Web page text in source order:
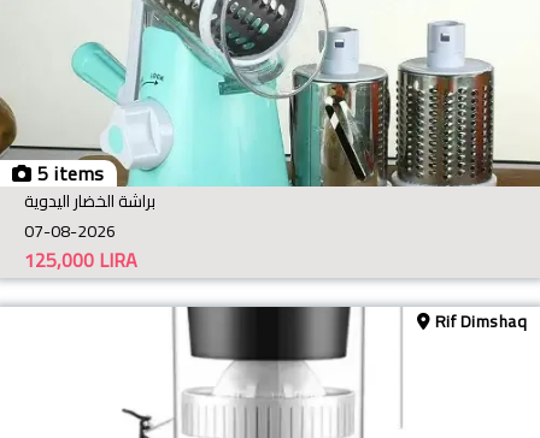
5 items
براشة الخضار اليدوية
07-08-2026
LIRA
125,000
Rif Dimshaq